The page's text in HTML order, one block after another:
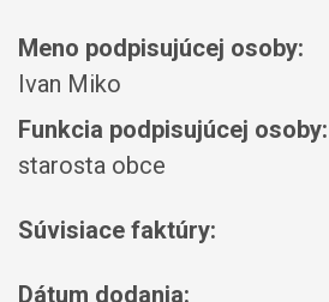
Meno podpisujúcej osoby:
Ivan Miko
Funkcia podpisujúcej osoby:
starosta obce
Súvisiace faktúry:
Dátum dodania: